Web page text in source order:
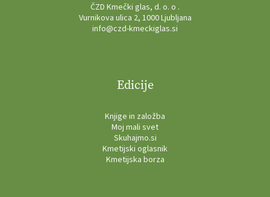
ČZD Kmečki glas, d. o. o .
Vurnikova ulica 2, 1000 Ljubljana
info@czd-kmeckiglas.si
Edicije
Knjige in založba
Moj mali svet
Skuhajmo.si
Kmetijski oglasnik
Kmetijska borza